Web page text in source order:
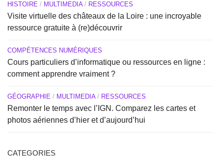
HISTOIRE / MULTIMEDIA/ RESSOURCES
Visite virtuelle des châteaux de la Loire : une incroyable
ressource gratuite à (re)découvrir
COMPÉTENCES NUMÉRIQUES
Cours particuliers d’informatique ou ressources en ligne :
comment apprendre vraiment ?
GÉOGRAPHIE / MULTIMEDIA/ RESSOURCES
Remonter le temps avec l’IGN. Comparez les cartes et
photos aériennes d’hier et d’aujourd’hui
CATEGORIES